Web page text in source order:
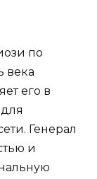
по
века
его в
Генерал
и